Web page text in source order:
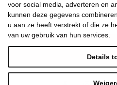
voor social media, adverteren en
kunnen deze gegevens
u aan ze heeft verstrekt of die ze
van uw gebruik van hun services.
Details
Laatste